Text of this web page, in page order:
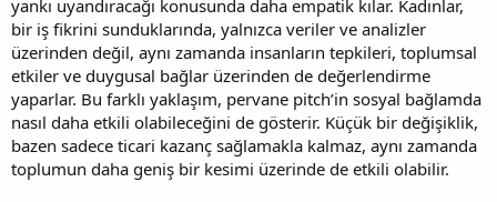
yankı uyandıracağı konusunda daha empatik kılar. Kadınlar,
bir iş fikrini sunduklarında, yalnızca veriler ve analizler
üzerinden değil, aynı zamanda insanların tepkileri, toplumsal
etkiler ve duygusal bağlar üzerinden de değerlendirme
yaparlar. Bu farklı yaklaşım, pervane pitch’in sosyal bağlamda
nasıl daha etkili olabileceğini de gösterir. Küçük bir değişiklik,
bazen sadece ticari kazanç sağlamakla kalmaz, aynı zamanda
toplumun daha geniş bir kesimi üzerinde de etkili olabilir.